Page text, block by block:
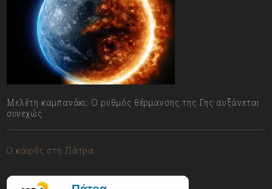
Μελέτη καμπανάκι: Ο ρυθμός θέρμανσης της Γης αυξάνεται
συνεχώς
Ο καιρός στη Πάτρα